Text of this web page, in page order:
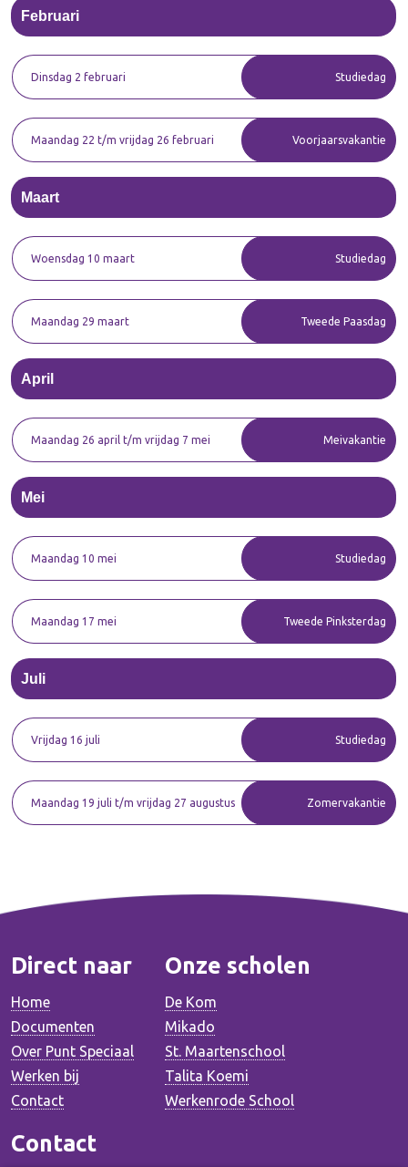
Februari
Dinsdag 2 februari Studiedag
Maandag 22 t/m vrijdag 26 februari Voorjaarsvakantie
Maart
Woensdag 10 maart Studiedag
Maandag 29 maart Tweede Paasdag
April
Maandag 26 april t/m vrijdag 7 mei Meivakantie
Mei
Maandag 10 mei Studiedag
Maandag 17 mei Tweede Pinksterdag
Juli
Vrijdag 16 juli Studiedag
Maandag 19 juli t/m vrijdag 27 augustus Zomervakantie
Direct naar
Home
Documenten
Over Punt Speciaal
Werken bij
Contact
Onze scholen
De Kom
Mikado
St. Maartenschool
Talita Koemi
Werkenrode School
Contact